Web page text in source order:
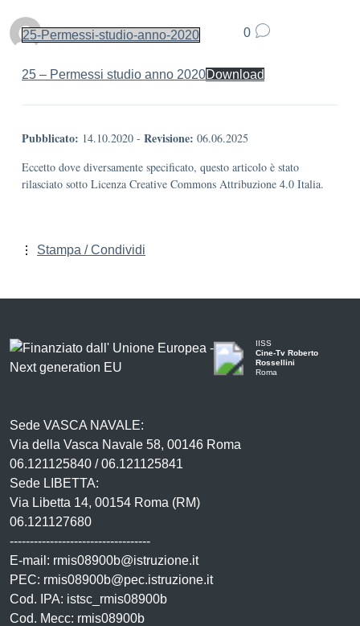
Personale scolastico 0
25-Permessi-studio-anno-2020
25 – Permessi studio anno 2020Download
Pubblicato: 14.10.2020 - Revisione: 06.06.2025
Eccetto dove diversamente specificato, questo articolo è stato
rilasciato sotto Licenza Creative Commons Attribuzione 4.0 Italia.
Stampa / Condividi
IISS
Cine-Tv Roberto
Rossellini
Roma
Sede VASCA NAVALE:
Via della Vasca Navale 58, 00146 Roma
06.121125840 / 06.121125841
Sede LIBETTA:
Via Libetta 14, 00154 Roma (RM)
06.121127680
-----------------------------------
E-mail: rmis08900b@istruzione.it
PEC: rmis08900b@pec.istruzione.it
Cod. IPA: istsc_rmis08900b
Cod. Mecc: rmis08900b